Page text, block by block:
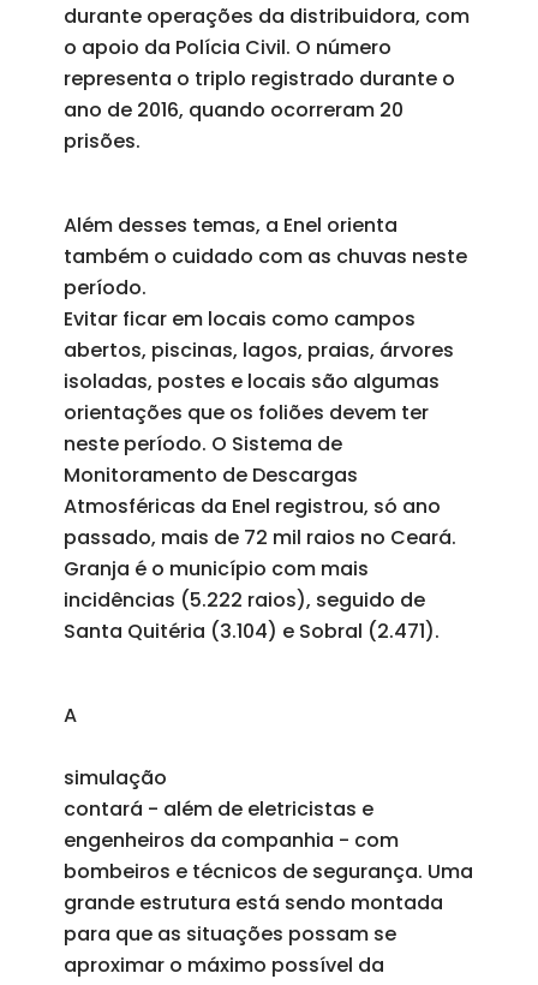
durante operações da distribuidora, com
o apoio da Polícia Civil. O número
representa o triplo registrado durante o
ano de 2016, quando ocorreram 20
prisões.
Além desses temas, a Enel orienta
também o cuidado com as chuvas neste
período.
Evitar ficar em locais como campos
abertos, piscinas, lagos, praias, árvores
isoladas, postes e locais são algumas
orientações que os foliões devem ter
neste período. O Sistema de
Monitoramento de Descargas
Atmosféricas da Enel registrou, só ano
passado, mais de 72 mil raios no Ceará.
Granja é o município com mais
incidências (5.222 raios), seguido de
Santa Quitéria (3.104) e Sobral (2.471).
A
simulação
contará - além de eletricistas e
engenheiros da companhia - com
bombeiros e técnicos de segurança. Uma
grande estrutura está sendo montada
para que as situações possam se
aproximar o máximo possível da